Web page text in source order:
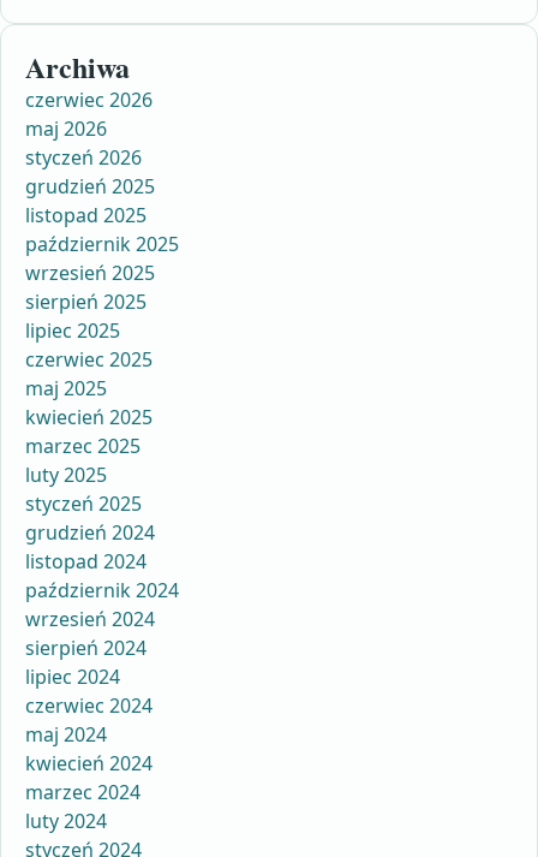
Archiwa
czerwiec 2026
maj 2026
styczeń 2026
grudzień 2025
listopad 2025
październik 2025
wrzesień 2025
sierpień 2025
lipiec 2025
czerwiec 2025
maj 2025
kwiecień 2025
marzec 2025
luty 2025
styczeń 2025
grudzień 2024
listopad 2024
październik 2024
wrzesień 2024
sierpień 2024
lipiec 2024
czerwiec 2024
maj 2024
kwiecień 2024
marzec 2024
luty 2024
styczeń 2024